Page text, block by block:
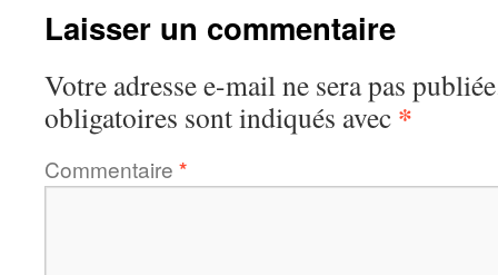
Laisser un commentaire
Votre adresse e-mail ne sera pas
obligatoires sont indiqués avec *
Commentaire *